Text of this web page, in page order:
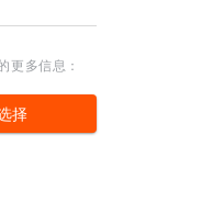
更多信息：
择